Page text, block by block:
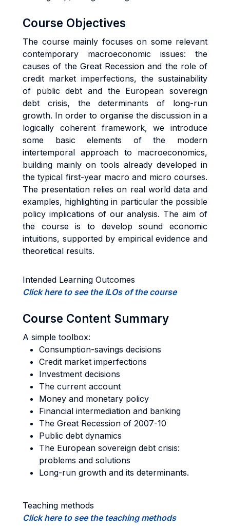
Course Objectives
The course mainly focuses on some relevant
contemporary macroeconomic issues: the
causes of the Great Recession and the role of
credit market imperfections, the sustainability
of public debt and the European sovereign
debt crisis, the determinants of long-run
growth. In order to organise the discussion in a
logically coherent framework, we introduce
some basic elements of the modern
intertemporal approach to macroeconomics,
building mainly on tools already developed in
the typical first-year macro and micro courses.
The presentation relies on real world data and
examples, highlighting in particular the possible
policy implications of our analysis. The aim of
the course is to develop sound economic
intuitions, supported by empirical evidence and
theoretical results.
Intended Learning Outcomes
Click here to see the ILOs of the course
Course Content Summary
A simple toolbox:
Consumption-savings decisions
Credit market imperfections
Investment decisions
The current account
Money and monetary policy
Financial intermediation and banking
The Great Recession of 2007-10
Public debt dynamics
The European sovereign debt crisis:
problems and solutions
Long-run growth and its determinants.
Teaching methods
Click here to see the teaching methods